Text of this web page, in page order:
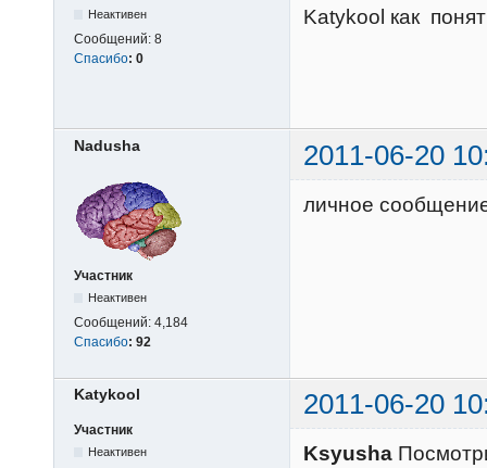
Неактивен
Сообщений: 8
Спасибо: 0
Katykool как
Nadusha 2011-06-20
Участник
Неактивен
Сообщений: 4,184
Спасибо: 92
личное
Katykool 2011-06-20
Участник
Неактивен Ksyusha